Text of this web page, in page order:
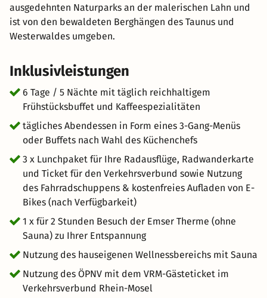
ausgedehnten Naturparks an der malerischen Lahn und
ist von den bewaldeten Berghängen des Taunus und
Westerwaldes umgeben.
Inklusivleistungen
6 Tage / 5 Nächte mit täglich reichhaltigem
Frühstücksbuffet und Kaffeespezialitäten
tägliches Abendessen in Form eines 3-Gang-Menüs
oder Buffets nach Wahl des Küchenchefs
3 x Lunchpaket für Ihre Radausflüge, Radwanderkarte
und Ticket für den Verkehrsverbund sowie Nutzung
des Fahrradschuppens & kostenfreies Aufladen von E-
Bikes (nach Verfügbarkeit)
1 x für 2 Stunden Besuch der Emser Therme (ohne
Sauna) zu Ihrer Entspannung
Nutzung des hauseigenen Wellnessbereichs mit Sauna
Nutzung des ÖPNV mit dem VRM-Gästeticket im
Verkehrsverbund Rhein-Mosel